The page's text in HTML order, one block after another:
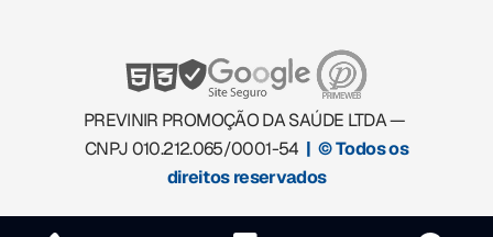
PREVINIR PROMOÇÃO DA SAÚDE LTDA —
CNPJ 010.212.065/0001-54 | © Todos os
direitos reservados